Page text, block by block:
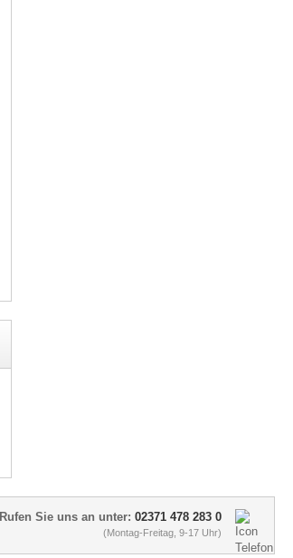
Rufen Sie uns an unter: 02371 478 283 0
(Montag-Freitag, 9-17 Uhr)